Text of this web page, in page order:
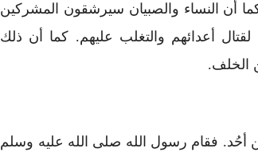
أن النساء والصبيان سيرشقون المشركين
أعدائهم والتغلب عليهم. كما أن ذلك
الخلف.
أحُد. فقام رسول الله صلى الله عليه وسلم